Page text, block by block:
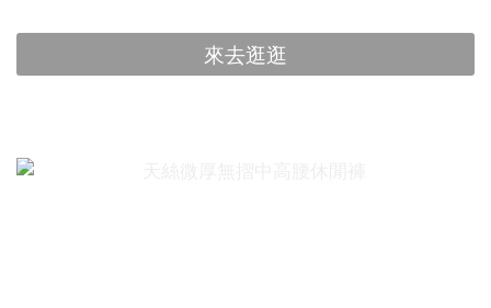
來去逛逛